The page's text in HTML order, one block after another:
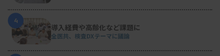
4
導入経費や高齢化など課題に
全医共、検査DXテーマに議論